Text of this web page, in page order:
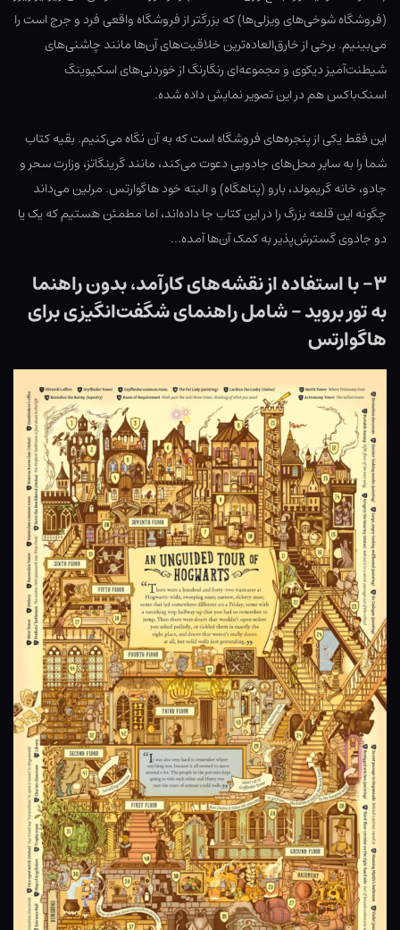
(فروشگاه شوخی‌های ویزلی‌ها) که بزرگتر از فروشگاه واقعی فرد و جرج است را
می‌بینیم. برخی از خارق‌العاده‌ترین خلاقیت‌های آن‌ها مانند چاشنی‌های
شیطنت‌آمیز دیکوی و مجموعه‌ای رنگارنگ از خوردنی‌های اسکیوینگ
اسنک‌باکس هم در این تصویر نمایش داده شده.
این فقط یکی از پنجره‌های فروشگاه است که به آن نگاه می‌کنیم. بقیه کتاب
شما را به سایر محل‌های جادویی دعوت می‌کند، مانند گرینگاتز، وزارت سحر و
جادو، خانه گریمولد، بارو (پناهگاه) و البته خود هاگوارتس. مرلین می‌داند
چگونه این قلعه بزرگ را در این کتاب جا داده‌اند، اما مطمئن هستیم که یک یا
دو جادوی گسترش‌پذیر به کمک آن‌ها آمده…
۳- با استفاده از نقشه‌های کارآمد، بدون راهنما
به تور بروید – شامل راهنمای شگفت‌انگیزی برای
هاگوارتس